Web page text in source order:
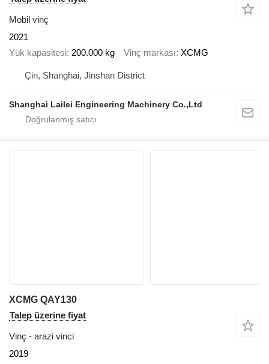
Mobil vinç
2021
Yük kapasitesi 200.000 kg Vinç markası XCMG
Çin, Shanghai, Jinshan District
Shanghai Lailei Engineering Machinery Co.,Ltd
XCMG QAY130
Talep üzerine fiyat
Vinç - arazi vinci
2019